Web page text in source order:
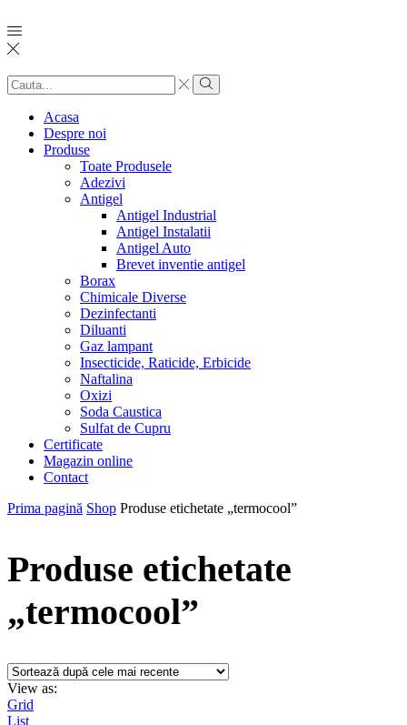
Search
input
Search
Acasa
Despre noi
Produse
Toate Produsele
Adezivi
Antigel
Antigel Industrial
Antigel Instalatii
Antigel Auto
Brevet inventie antigel
Borax
Chimicale Diverse
Dezinfectanti
Diluanti
Gaz lampant
Insecticide, Raticide, Erbicide
Naftalina
Oxizi
Soda Caustica
Sulfat de Cupru
Certificate
Magazin online
Contact
Prima pagină Shop Produse etichetate „termocool”
Produse etichetate
„termocool”
View as:
Grid
List